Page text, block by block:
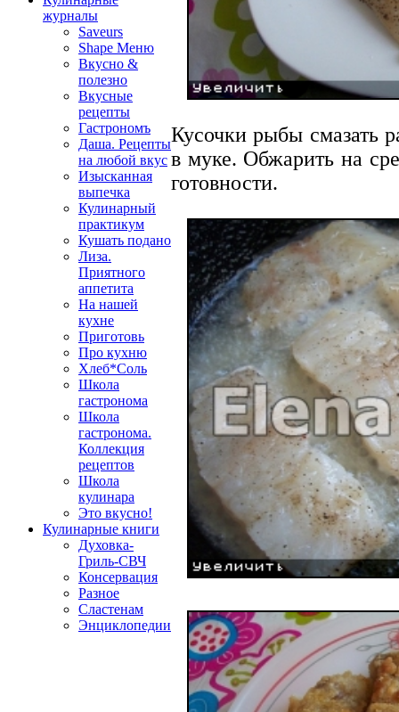
журналы
Saveurs
Shape Меню
Вкусно &
полезно
Вкусные
рецепты
Гастрономъ
Даша. Рецепты
на любой вкус
Изысканная
выпечка
Кулинарный
практикум
Кушать подано
Лиза.
Приятного
аппетита
На нашей
кухне
Приготовь
Про кухню
Хлеб*Соль
Школа
гастронома
Школа
гастронома.
Коллекция
рецептов
Школа
кулинара
Это вкусно!
Кулинарные книги
Духовка-
Гриль-СВЧ
Консервация
Разное
Сластенам
Энциклопедии
Кусочки рыбы смазать
в муке. Обжарить на
готовности.